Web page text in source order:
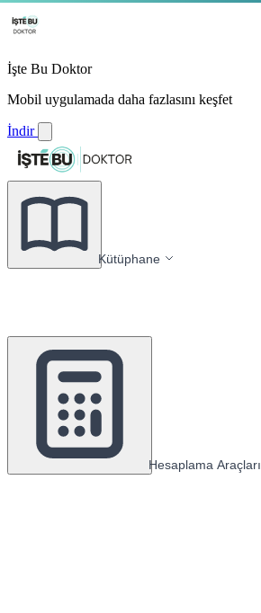
İşte Bu Doktor
Mobil uygulamada daha fazlasını keşfet
İndir
Kütüphane
Hesaplama Araçları